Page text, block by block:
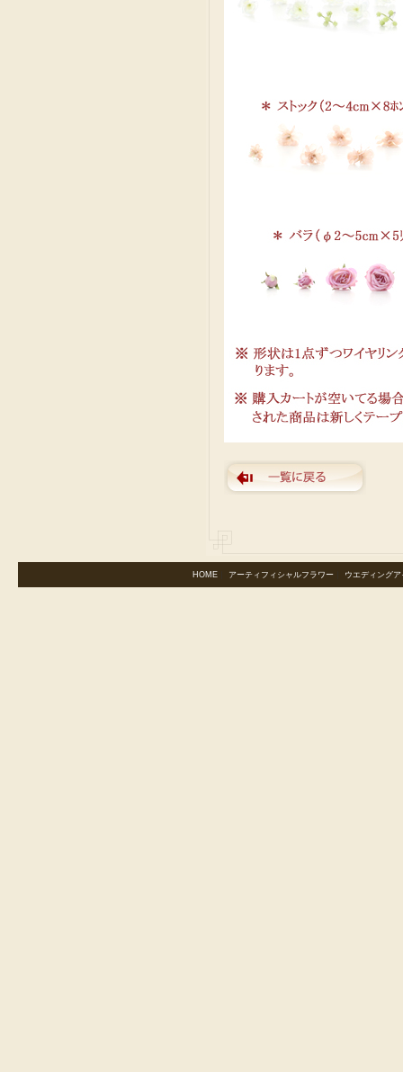
HOME｜ アーティフィシャルフラワー｜ ウエディングア